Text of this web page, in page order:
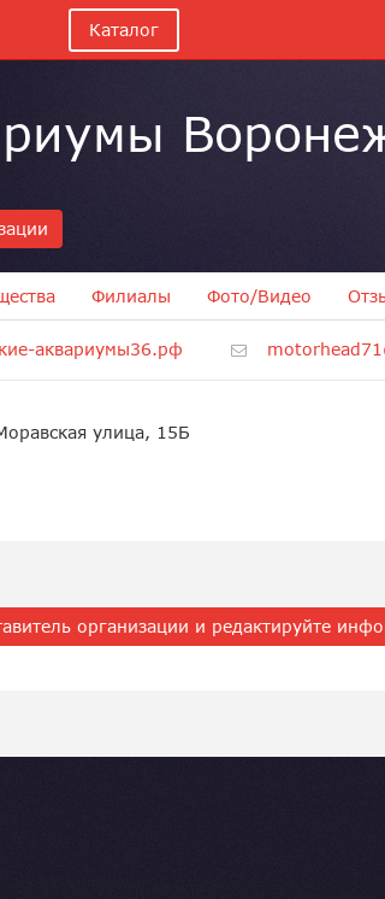
Каталог
Филиалы Фото/Видео
аквариумы36.рф
улица, 15Б
организации и редактируйте